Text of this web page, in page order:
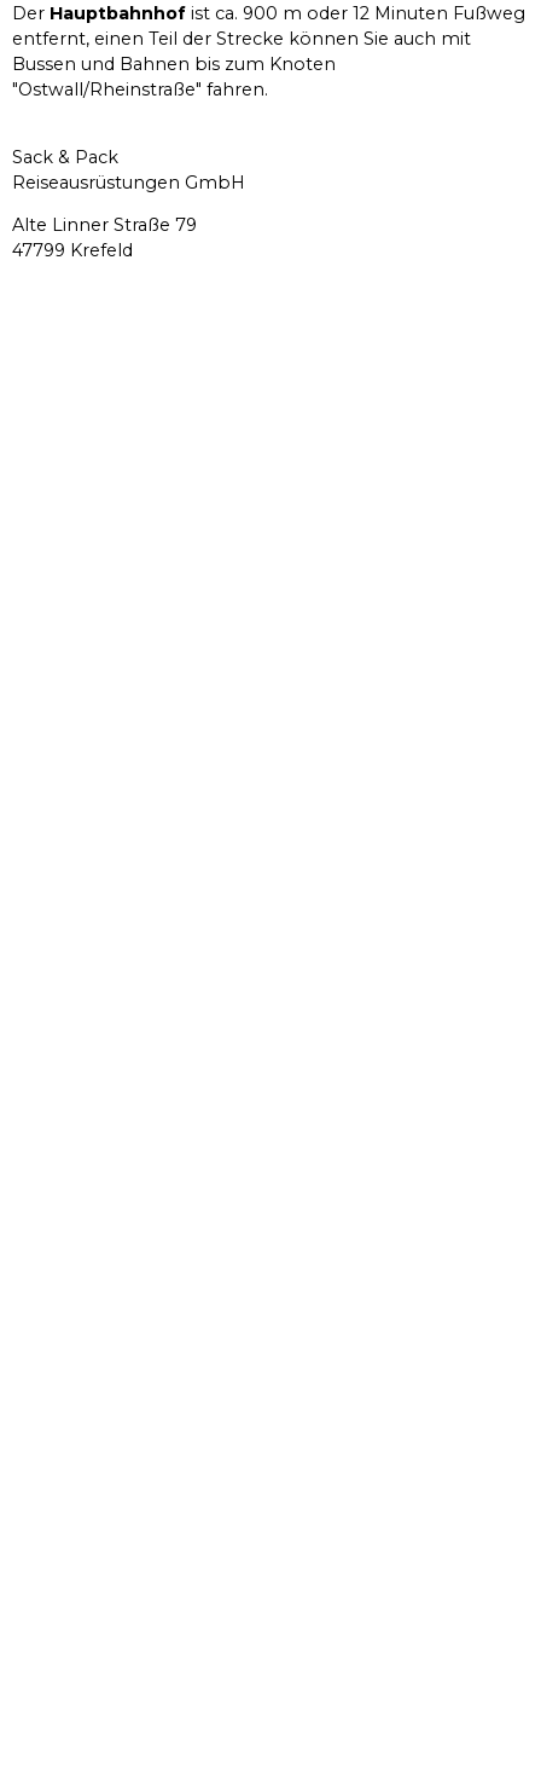
Der Hauptbahnhof ist ca. 900 m oder 12 Minuten Fußweg
entfernt, einen Teil der Strecke können Sie auch mit
Bussen und Bahnen bis zum Knoten
"Ostwall/Rheinstraße" fahren.
Sack & Pack
Reiseausrüstungen GmbH
Alte Linner Straße 79
47799 Krefeld